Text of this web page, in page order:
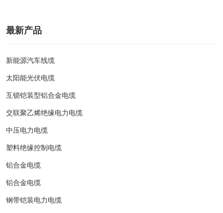
最新产品
新能源汽车线缆
太阳能光伏电缆
互锁铠装型铝合金电缆
交联聚乙烯绝缘电力电缆
中压电力电缆
塑料绝缘控制电缆
铝合金电缆
铝合金电缆
钢带铠装电力电缆